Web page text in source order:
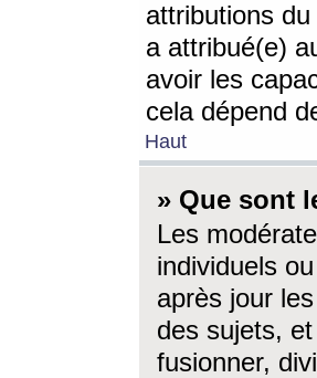
attributions du
a attribué(e)
avoir les
cela dépend
Haut
» Que sont
Les
individuels
après jour
des sujets,
fusionner,